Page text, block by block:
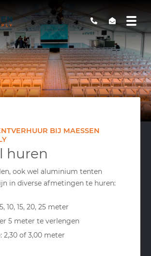
BIJ MAESSEN
huren
ook wel aluminium tenten
in diverse afmetingen te huren:
10, 15, 20, 25 meter
5 meter te verlengen
: 2,30 of 3,00 meter